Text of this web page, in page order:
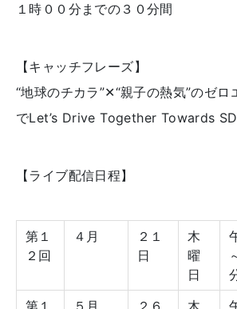
１時００分までの３０分間
【キャッチフレーズ】
“地球のチカラ”✕“親子の熱気”のゼロ
でLet’s Drive Together Towards
【ライブ配信日程】
第１
２回
４月
２１
日
木
曜
日
第１
５月 ２６ 木